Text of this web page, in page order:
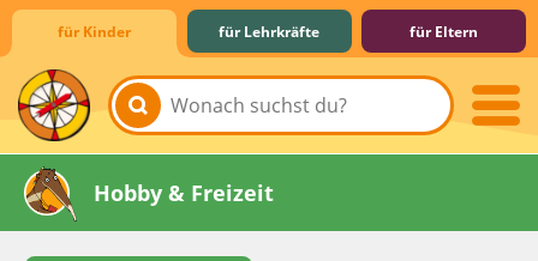
für Kinder für Lehrkräfte für Eltern
Lernen & Schule
Hobby & Freizeit